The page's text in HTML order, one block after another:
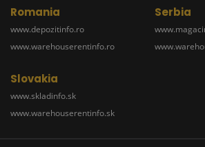
Romania
www.depozitinfo.ro
www.warehouserentinfo.ro
Serbia
Slovakia
www.skladinfo.sk
www.warehouserentinfo.sk